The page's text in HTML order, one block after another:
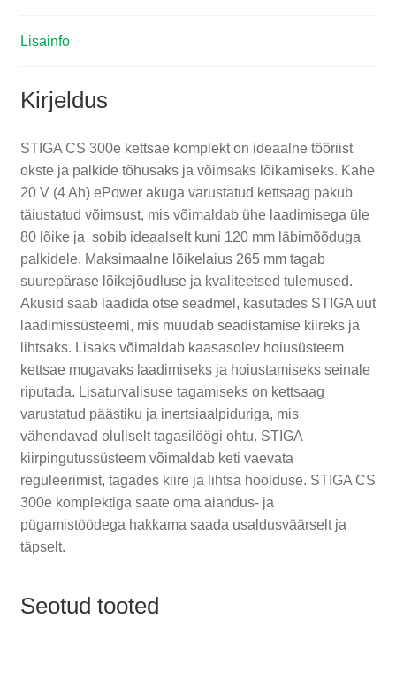
Lisainfo
Kirjeldus
STIGA CS 300e kettsae komplekt on ideaalne tööriist
okste ja palkide tõhusaks ja võimsaks lõikamiseks. Kahe
20 V (4 Ah) ePower akuga varustatud kettsaag pakub
täiustatud võimsust, mis võimaldab ühe laadimisega üle
80 lõike ja sobib ideaalselt kuni 120 mm läbimõõduga
palkidele. Maksimaalne lõikelaius 265 mm tagab
suurepärase lõikejõudluse ja kvaliteetsed tulemused.
Akusid saab laadida otse seadmel, kasutades STIGA uut
laadimissüsteemi, mis muudab seadistamise kiireks ja
lihtsaks. Lisaks võimaldab kaasasolev hoiusüsteem
kettsae mugavaks laadimiseks ja hoiustamiseks seinale
riputada. Lisaturvalisuse tagamiseks on kettsaag
varustatud päästiku ja inertsiaalpiduriga, mis
vähendavad oluliselt tagasilöögi ohtu. STIGA
kiirpingutussüsteem võimaldab keti vaevata
reguleerimist, tagades kiire ja lihtsa hoolduse. STIGA CS
300e komplektiga saate oma aiandus- ja
pügamistöödega hakkama saada usaldusväärselt ja
täpselt.
Seotud tooted